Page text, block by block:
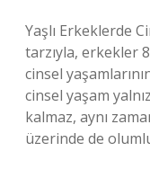
Yaşlı Erkeklerde
tarzıyla, erkekler
cinsel
cinsel yaşam
kalmaz, aynı
üzerinde de